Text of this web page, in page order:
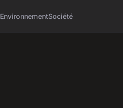
EnvironnementSociété